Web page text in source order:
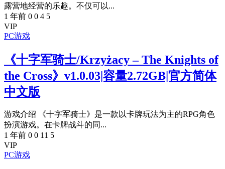
露营地经营的乐趣。不仅可以...
1 年前 0 0 4 5
VIP
PC游戏
《十字军骑士/Krzyżacy – The Knights of
the Cross》v1.0.03|容量2.72GB|官方简体
中文版
游戏介绍 《十字军骑士》是一款以卡牌玩法为主的RPG角色
扮演游戏。在卡牌战斗的同...
1 年前 0 0 11 5
VIP
PC游戏